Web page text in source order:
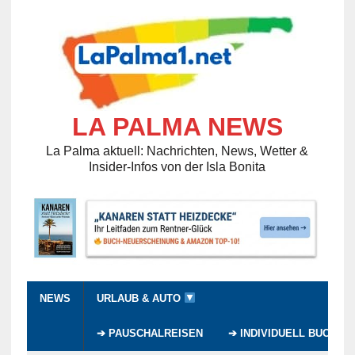
LA PALMA NEWS
La Palma aktuell: Nachrichten, News, Wetter &
Insider-Infos von der Isla Bonita
NEWS URLAUB & AUTO
➔ PAUSCHALREISEN ➔ INDIVIDUELL BUCHEN